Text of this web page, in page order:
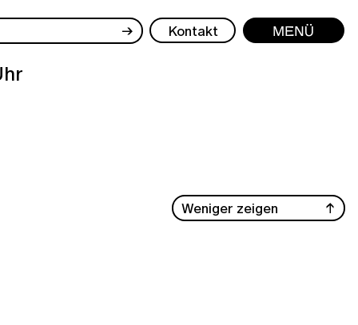
→ Kontakt Menü
Weniger zeigen